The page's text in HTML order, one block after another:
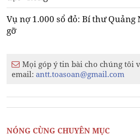
Vụ nợ 1.000 sổ đỏ: Bí thư Quảng
gỡ
Mọi góp ý tin bài cho chúng tôi
email:antt.toasoan@gmail.com
NÓNG CÙNG CHUYÊN MỤC